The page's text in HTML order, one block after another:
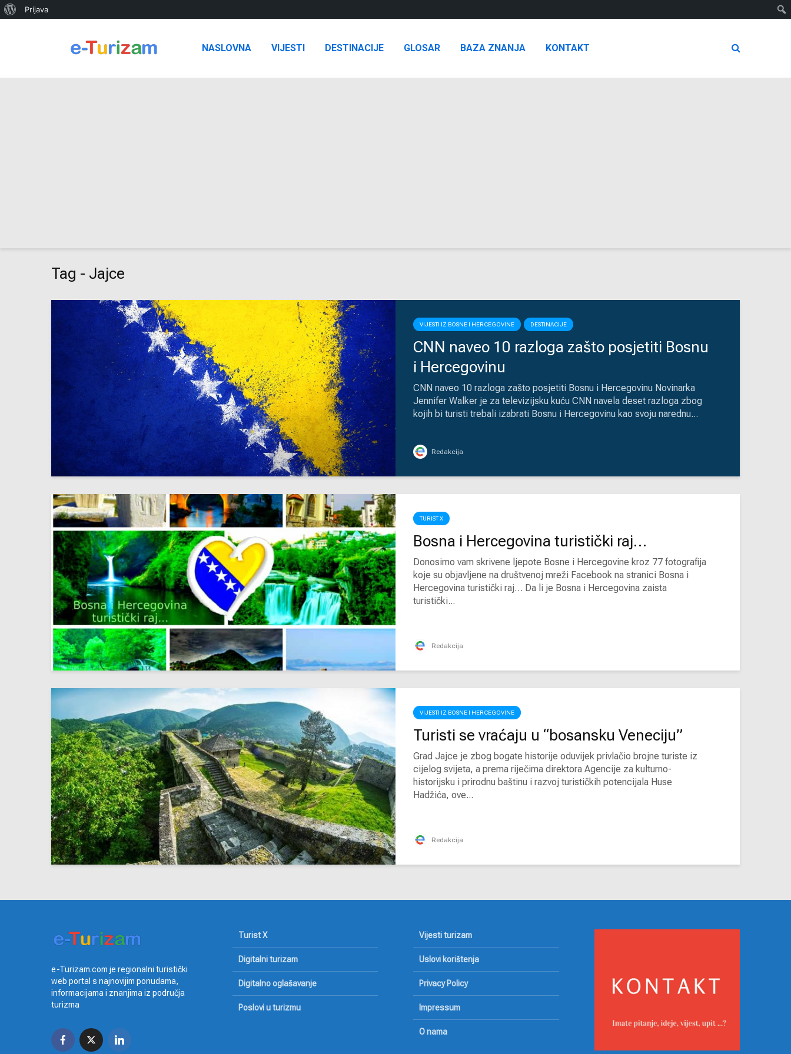
Prijava
NASLOVNA VIJESTI DESTINACIJE GLOSAR BAZA ZNANJA KONTAKT
Tag - Jajce
VIJESTI IZ BOSNE I HERCEGOVINE DESTINACIJE
CNN naveo 10 razloga zašto posjetiti Bosnu
i Hercegovinu
CNN naveo 10 razloga zašto posjetiti Bosnu i Hercegovinu Novinarka
Jennifer Walker je za televizijsku kuću CNN navela deset razloga zbog
kojih bi turisti trebali izabrati Bosnu i Hercegovinu kao svoju narednu...
Redakcija
TURIST X
Bosna i Hercegovina turistički raj…
Donosimo vam skrivene ljepote Bosne i Hercegovine kroz 77 fotografija
koje su objavljene na društvenoj mreži Facebook na stranici Bosna i
Hercegovina turistički raj… Da li je Bosna i Hercegovina zaista
turistički...
Redakcija
VIJESTI IZ BOSNE I HERCEGOVINE
Turisti se vraćaju u “bosansku Veneciju”
Grad Jajce je zbog bogate historije oduvijek privlačio brojne turiste iz
cijelog svijeta, a prema riječima direktora Agencije za kulturno-
historijsku i prirodnu baštinu i razvoj turističkih potencijala Huse
Hadžića, ove...
Redakcija
e-Turizam.com je regionalni turistički
web portal s najnovijim ponudama,
informacijama i znanjima iz područja
turizma
Turist X
Digitalni turizam
Digitalno oglašavanje
Poslovi u turizmu
Vijesti turizam
Uslovi korištenja
Privacy Policy
Impressum
O nama